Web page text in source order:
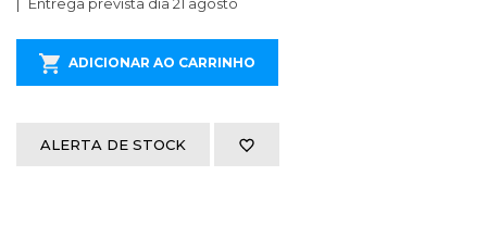
ADICIONAR AO CARRINHO
ALERTA DE STOCK